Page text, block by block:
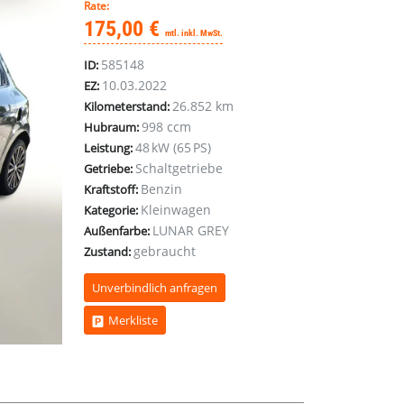
Rate:
175,00 € mtl. inkl. MwSt.
ID: 585148
EZ: 10.03.2022
Kilometerstand:26.852 km
Hubraum:998 ccm
Leistung:48 kW (65 PS)
Getriebe: Schaltgetriebe
Kraftstoff: Benzin
Kategorie: Kleinwagen
Außenfarbe: LUNAR GREY
Zustand:gebraucht
Unverbindlich anfragen
Merkliste